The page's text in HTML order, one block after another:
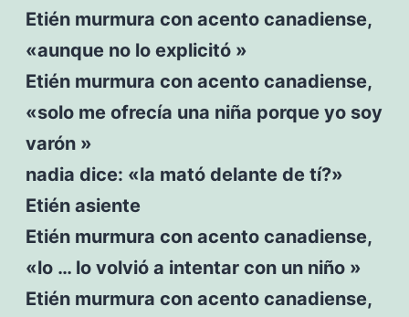
Etién murmura con acento canadiense,
«aunque no lo explicitó »
Etién murmura con acento canadiense,
«solo me ofrecía una niña porque yo soy
varón »
nadia dice: «la mató delante de tí?»
Etién asiente
Etién murmura con acento canadiense,
«lo … lo volvió a intentar con un niño »
Etién murmura con acento canadiense,